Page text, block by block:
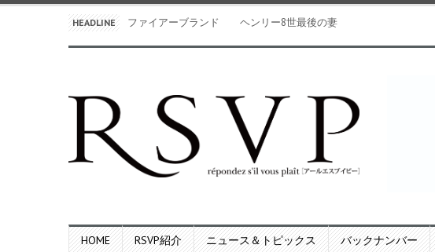
HEADLINE ファイアーブランド ヘンリー8世最後の妻
HOME RSVP紹介 ニュース＆トピックス バックナンバー